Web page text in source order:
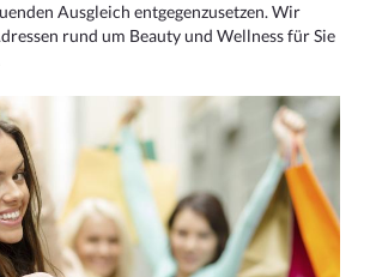
Ausgleich entgegenzusetzen. Wir
rund um Beauty und Wellness für Sie